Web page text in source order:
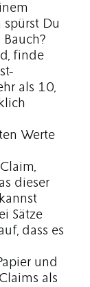
spürst Du
finde
als 10,
Werte
dieser
Sätze
dass es
und
als